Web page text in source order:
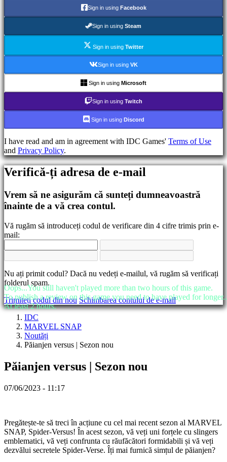
AR
BS
CS
DA
DE
EN
ES
FR
HR
IT
JA
KO
NL
NO
PL
PT
RO
UK
VI
Jocul
Gameplay
Evenimente
Sign in using Facebook
Sign in using Steam
Sign in using Twitter
Sign in using VK
Sign in using Microsoft
Sign in using Twitch
Sign in using Discord
I have read and am in agreement with IDC Games' Terms of Use
and Privacy Policy.
Verifică-ți adresa de e-mail
Vrem să ne asigurăm că sunteți dumneavoastră
înainte de a vă crea contul.
Vă rugăm să introduceți codul de verificare din 4 cifre trimis prin e-
mail:
Nu ați primit codul? Dacă nu vedeți e-mailul, vă rugăm să verificați
folderul spam.
Trimiteți codul din nou Schimbarea contului de e-mail
IDC
MARVEL SNAP
Noutăți
Păianjen versus | Sezon nou
Păianjen versus | Sezon nou
07/06/2023 - 11:17
Pregătește-te să treci în acțiune cu cel mai recent sezon al MARVEL
SNAP, Spider-Versus! În acest sezon, vă veți uni forțele cu slingers
emblematici, vă veți confrunta cu răufăcători formidabili și vă veți
dezvălui secretele Spider-Verse. Îți mai furnică simțul de păianjen?
Oops...You still haven't played more than two hours of this game.
To publish a review on this game you need to have played for
At least 2 hours.